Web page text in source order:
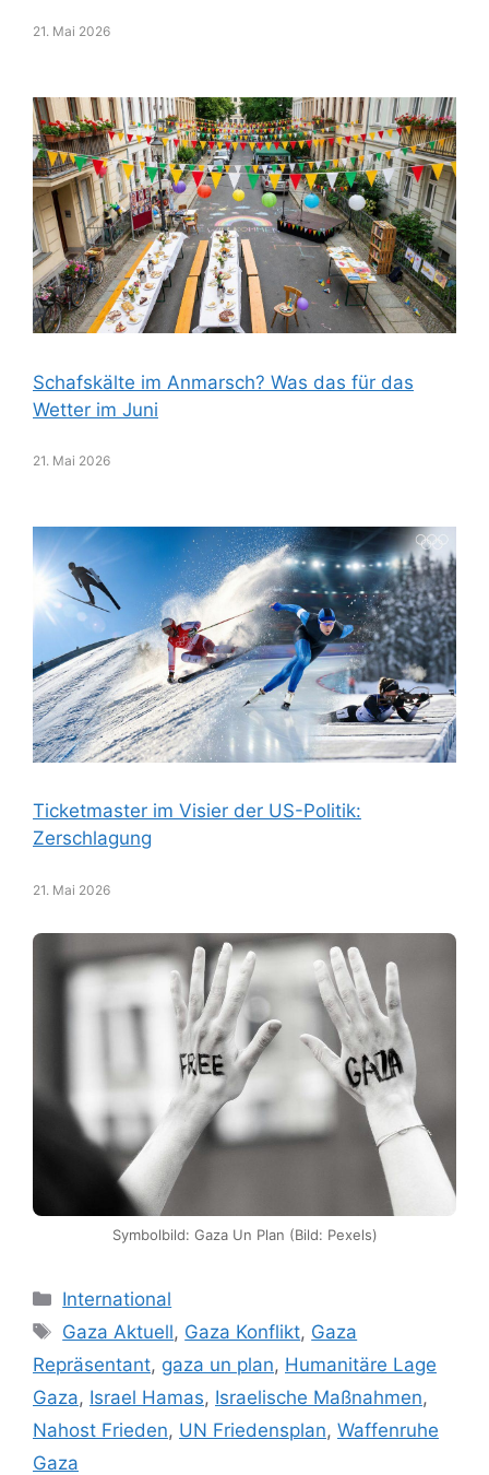
21. Mai 2026
Schafskälte im Anmarsch? Was das für das
Wetter im Juni
21. Mai 2026
Ticketmaster im Visier der US-Politik:
Zerschlagung
21. Mai 2026
Symbolbild: Gaza Un Plan (Bild: Pexels)
Kategorien
International
Schlagwörter
Gaza Aktuell, Gaza Konflikt, Gaza
Repräsentant, gaza un plan, Humanitäre Lage
Gaza, Israel Hamas, Israelische Maßnahmen,
Nahost Frieden, UN Friedensplan, Waffenruhe
Gaza